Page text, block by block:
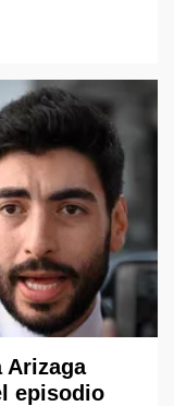
Arizaga
episodio